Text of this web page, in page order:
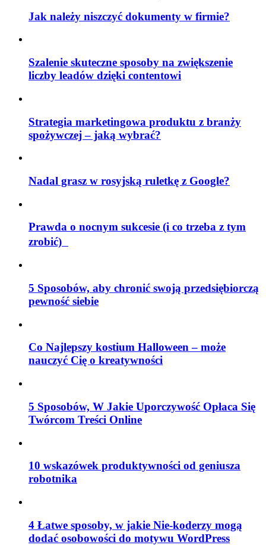
Jak należy niszczyć dokumenty w firmie?
Szalenie skuteczne sposoby na zwiększenie
liczby leadów dzięki contentowi
Strategia marketingowa produktu z branży
spożywczej – jaką wybrać?
Nadal grasz w rosyjską ruletkę z Google?
Prawda o nocnym sukcesie (i co trzeba z tym
zrobić)
5 Sposobów, aby chronić swoją przedsiębiorczą
pewność siebie
Co Najlepszy kostium Halloween – może
nauczyć Cię o kreatywności
5 Sposobów, W Jakie Uporczywość Opłaca Się
Twórcom Treści Online
10 wskazówek produktywności od geniusza
robotnika
4 Łatwe sposoby, w jakie Nie-koderzy mogą
dodać osobowości do motywu WordPress